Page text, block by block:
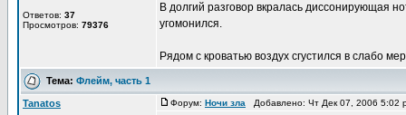
Ответов: 37
Просмотров: 79376
В долгий разговор вкралась диссонирующая
угомонился.
Рядом с кроватью воздух сгустился в слабо
Тема: Флейм, часть 1
Tanatos Форум: Ночи зла Добавлено: Чт Дек 07, 2006